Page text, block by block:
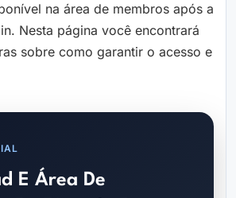
na área de membros após a
Nesta página você encontrará
sobre como garantir o acesso e
E Área De